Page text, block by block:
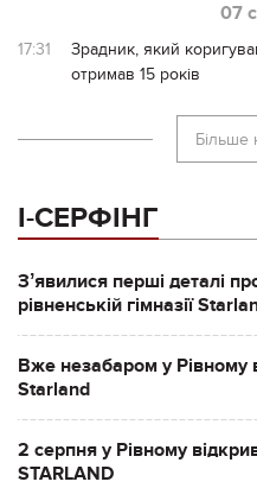
07
17:31
Зрадник, який
отримав 15 років
Більше
І-СЕРФІНГ
Зʼявилися перші деталі
рівненській гімназії
Вже незабаром у Рівному
Starland
2 серпня у Рівному
STARLAND